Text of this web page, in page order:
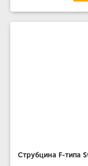
Струбцина F-типа